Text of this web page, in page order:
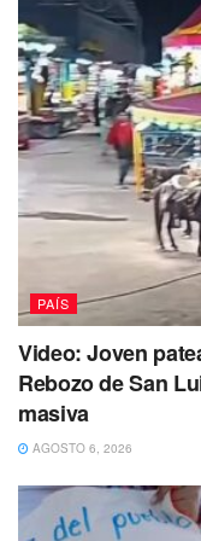
criminal.
involucró a García
el expolicía federal
PAÍS
Video: Joven
Rebozo de San
masiva
AGOSTO 6, 2026